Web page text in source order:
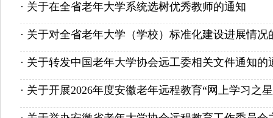
· 关于在全省老年大学系统选树优秀教师的通知
· 关于对全省老年大学（学校）标准化建设进展情况
· 关于转发中国老年大学协会远工委相关文件通知的
· 关于开展2026年度安徽老年远程教育“网上学习之